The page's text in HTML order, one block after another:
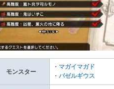
モンスター
・ マガイマガド
・ バゼルギウス